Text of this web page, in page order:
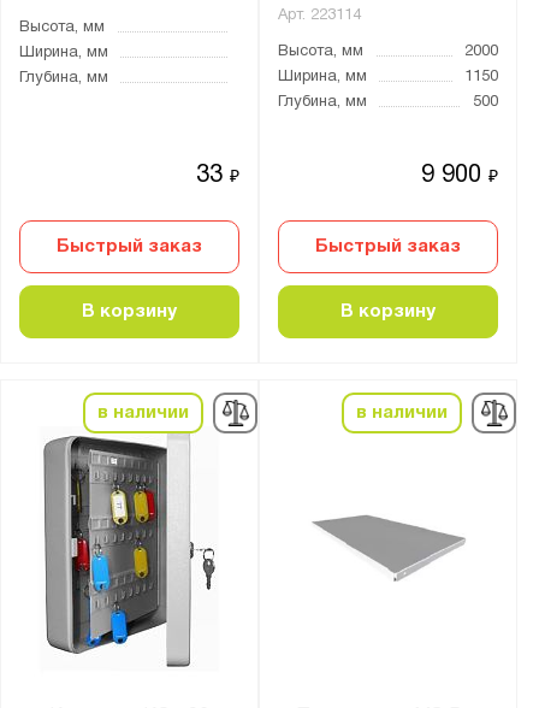
Высота, мм
Ширина, мм
Глубина, мм
33₽
Быстрый заказ
В корзину
Арт. 223114
Высота, мм
2000
Ширина, мм
1150
Глубина, мм
500
9 900₽
Быстрый заказ
В корзину
в наличии в наличии